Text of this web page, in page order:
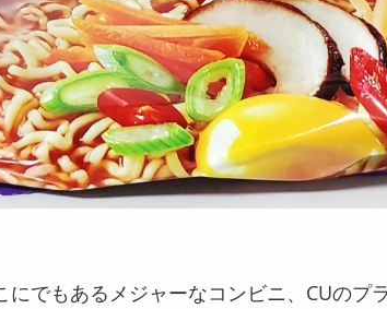
にでもあるメジャーなコンビニ、CUのプ